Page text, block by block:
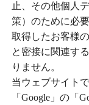
止、その他個人
策）のために必
取得したお客様
と密接に関連す
りません。
当ウェブサイト
「Google」の「